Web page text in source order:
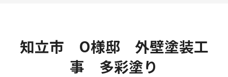
知立市 O様邸 外壁塗装工
事 多彩塗り